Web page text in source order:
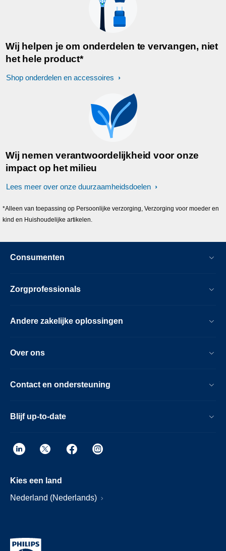
Wij helpen je om onderdelen te vervangen, niet
het hele product*
Shop onderdelen en accessoires
Wij nemen verantwoordelijkheid voor onze
impact op het milieu
Lees meer over onze duurzaamheidsdoelen
*Alleen van toepassing op Persoonlijke verzorging, Verzorging voor moeder en
kind en Huishoudelijke artikelen.
Consumenten
Zorgprofessionals
Andere zakelijke oplossingen
Over ons
Contact en ondersteuning
Blijf up-to-date
Kies een land
Nederland (Nederlands)